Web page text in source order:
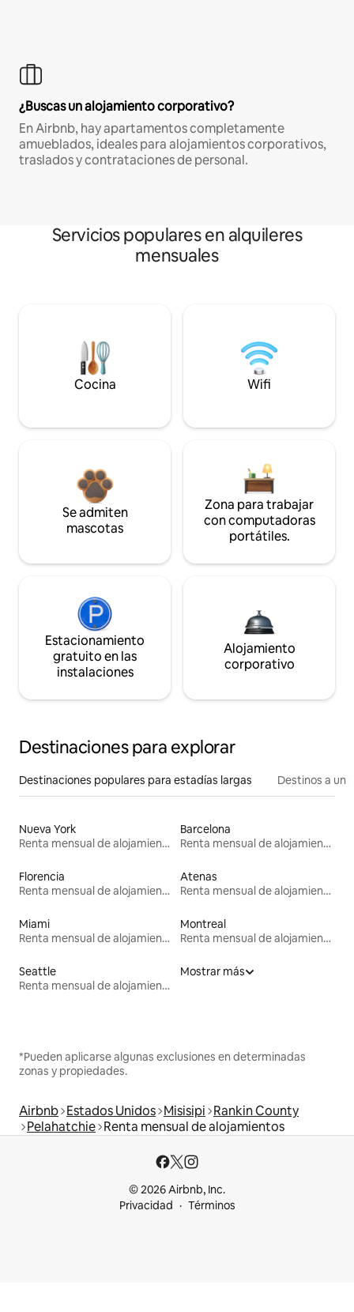
¿Buscas un alojamiento corporativo?
En Airbnb, hay apartamentos completamente
amueblados, ideales para alojamientos corporativos,
traslados y contrataciones de personal.
Servicios populares en alquileres
mensuales
Cocina Wifi
Se admiten
mascotas
Zona para trabajar
con computadoras
portátiles.
Estacionamiento
gratuito en las
instalaciones
Alojamiento
corporativo
Destinaciones para explorar
Destinaciones populares para estadías largas Destinos a un
Nueva York
Renta mensual de alojamientos
Barcelona
Renta mensual de alojamientos
Florencia
Renta mensual de alojamientos
Atenas
Renta mensual de alojamientos
Miami
Renta mensual de alojamientos
Montreal
Renta mensual de alojamientos
Seattle
Renta mensual de alojamientos
Mostrar más
*Pueden aplicarse algunas exclusiones en determinadas
zonas y propiedades.
Airbnb Estados Unidos Misisipi Rankin County
Pelahatchie Renta mensual de alojamientos
© 2026 Airbnb, Inc.
Privacidad
Términos